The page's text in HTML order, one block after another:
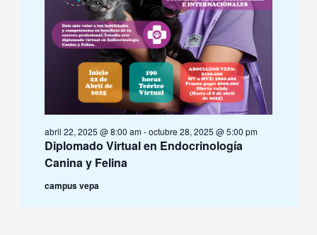
Diplomado Virtual en Endocrinología
Canina y Felina
abril 22, 2025 @ 8:00 am-octubre 28, 2025 @ 5:00 pm
campus vepa